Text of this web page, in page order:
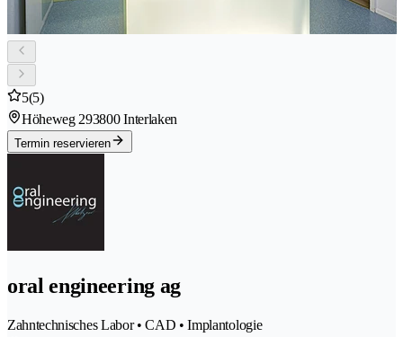
5(5)
Höheweg 293800 Interlaken
Termin reservieren
oral engineering ag
Zahntechnisches Labor • CAD • Implantologie